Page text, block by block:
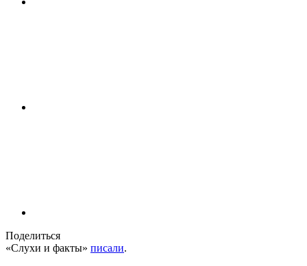
Поделиться
«Слухи и факты» писали.